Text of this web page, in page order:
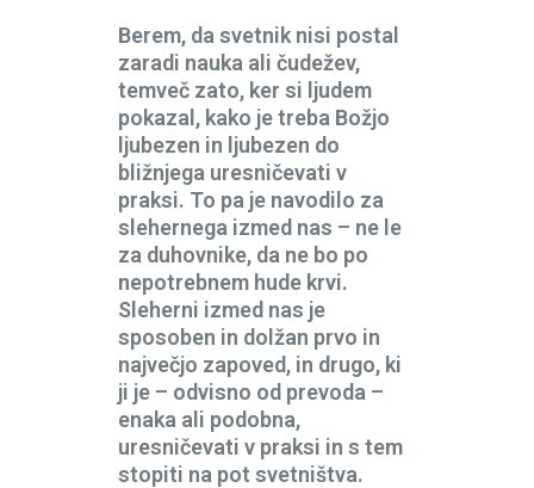
Berem, da svetnik nisi postal
zaradi nauka ali čudežev,
temveč zato, ker si ljudem
pokazal, kako je treba Božjo
ljubezen in ljubezen do
bližnjega uresničevati v
praksi. To pa je navodilo za
slehernega izmed nas – ne le
za duhovnike, da ne bo po
nepotrebnem hude krvi.
Sleherni izmed nas je
sposoben in dolžan prvo in
največjo zapoved, in drugo, ki
ji je – odvisno od prevoda –
enaka ali podobna,
uresničevati v praksi in s tem
stopiti na pot svetništva.